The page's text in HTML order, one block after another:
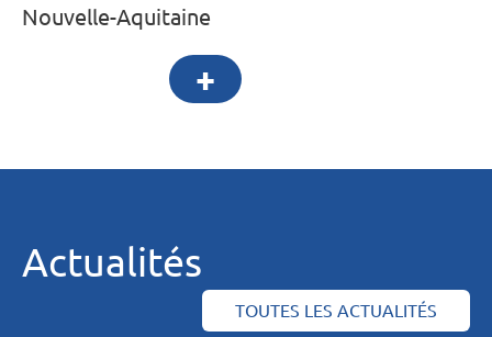
Nouvelle-Aquitaine
+
Actualités
TOUTES LES ACTUALITÉS